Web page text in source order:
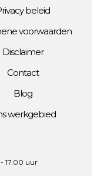
beleid
voorwaarden
Disclaimer
Contact
Blog
werkgebied
17.00 uur